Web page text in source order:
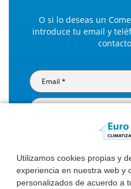
Utilizamos cookies propias y
experiencia en nuestra web y
personalizados de acuerdo a
O si lo deseas un
introduce tu email y
Acepto el tratamiento